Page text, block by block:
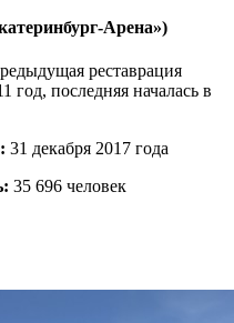
Арена»)
реставрация
год, последняя началась в
31 декабря 2017 года
35 696 человек